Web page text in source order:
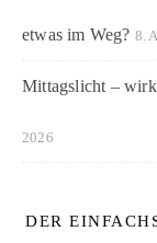
etwas im Weg? 8.
Mittagslicht –
2026
DER